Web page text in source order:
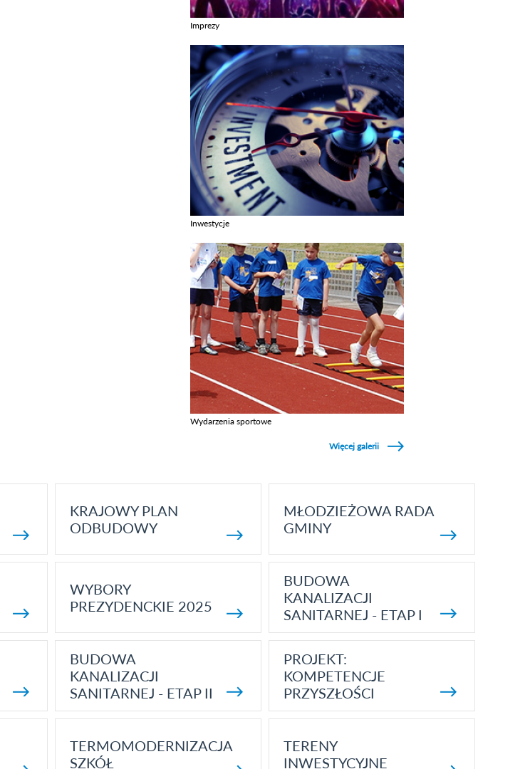
Imprezy
Inwestycje
Wydarzenia sportowe
Więcej galerii
KRAJOWY PLAN
ODBUDOWY
MŁODZIEŻOWA RADA
GMINY
WYBORY
PREZYDENCKIE 2025
BUDOWA
KANALIZACJI
SANITARNEJ - ETAP I
BUDOWA
KANALIZACJI
SANITARNEJ - ETAP II
PROJEKT:
KOMPETENCJE
PRZYSZŁOŚCI
TERMOMODERNIZACJA
SZKÓŁ
TERENY
INWESTYCYJNE